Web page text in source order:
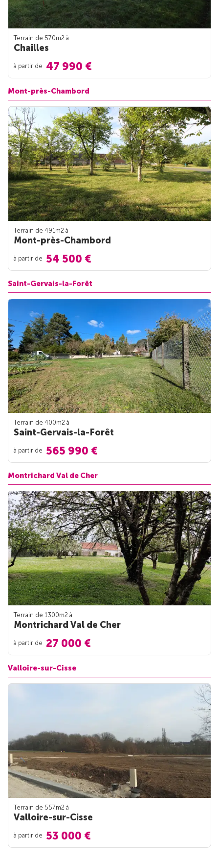
Terrain de 570m2 à
Chailles
à partir de 47 990 €
Mont-près-Chambord
Terrain de 491m2 à
Mont-près-Chambord
à partir de 54 500 €
Saint-Gervais-la-Forêt
Terrain de 400m2 à
Saint-Gervais-la-Forêt
à partir de 565 990 €
Montrichard Val de Cher
Terrain de 1300m2 à
Montrichard Val de Cher
à partir de 27 000 €
Valloire-sur-Cisse
Terrain de 557m2 à
Valloire-sur-Cisse
à partir de 53 000 €